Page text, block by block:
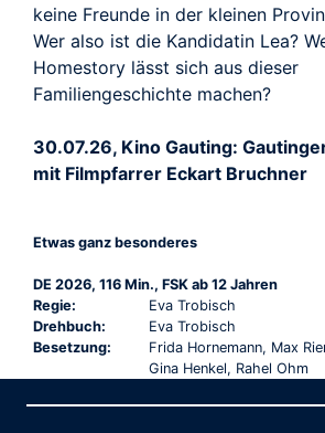
keine Freunde in der kleinen
Wer also ist die Kandidatin Lea?
Homestory lässt sich aus dieser
Familiengeschichte machen?
30.07.26, Kino Gauting:
mit Filmpfarrer Eckart Bruchner
Etwas ganz besonderes
DE 2026, 116 Min., FSK ab 12 Jahren
Regie:
Eva Trobisch
Drehbuch:
Eva Trobisch
Besetzung:
Frida Hornemann, Max
Gina Henkel, Rahel Ohm